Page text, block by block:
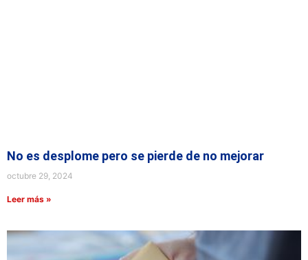
No es desplome pero se pierde de no mejorar
octubre 29, 2024
Leer más »